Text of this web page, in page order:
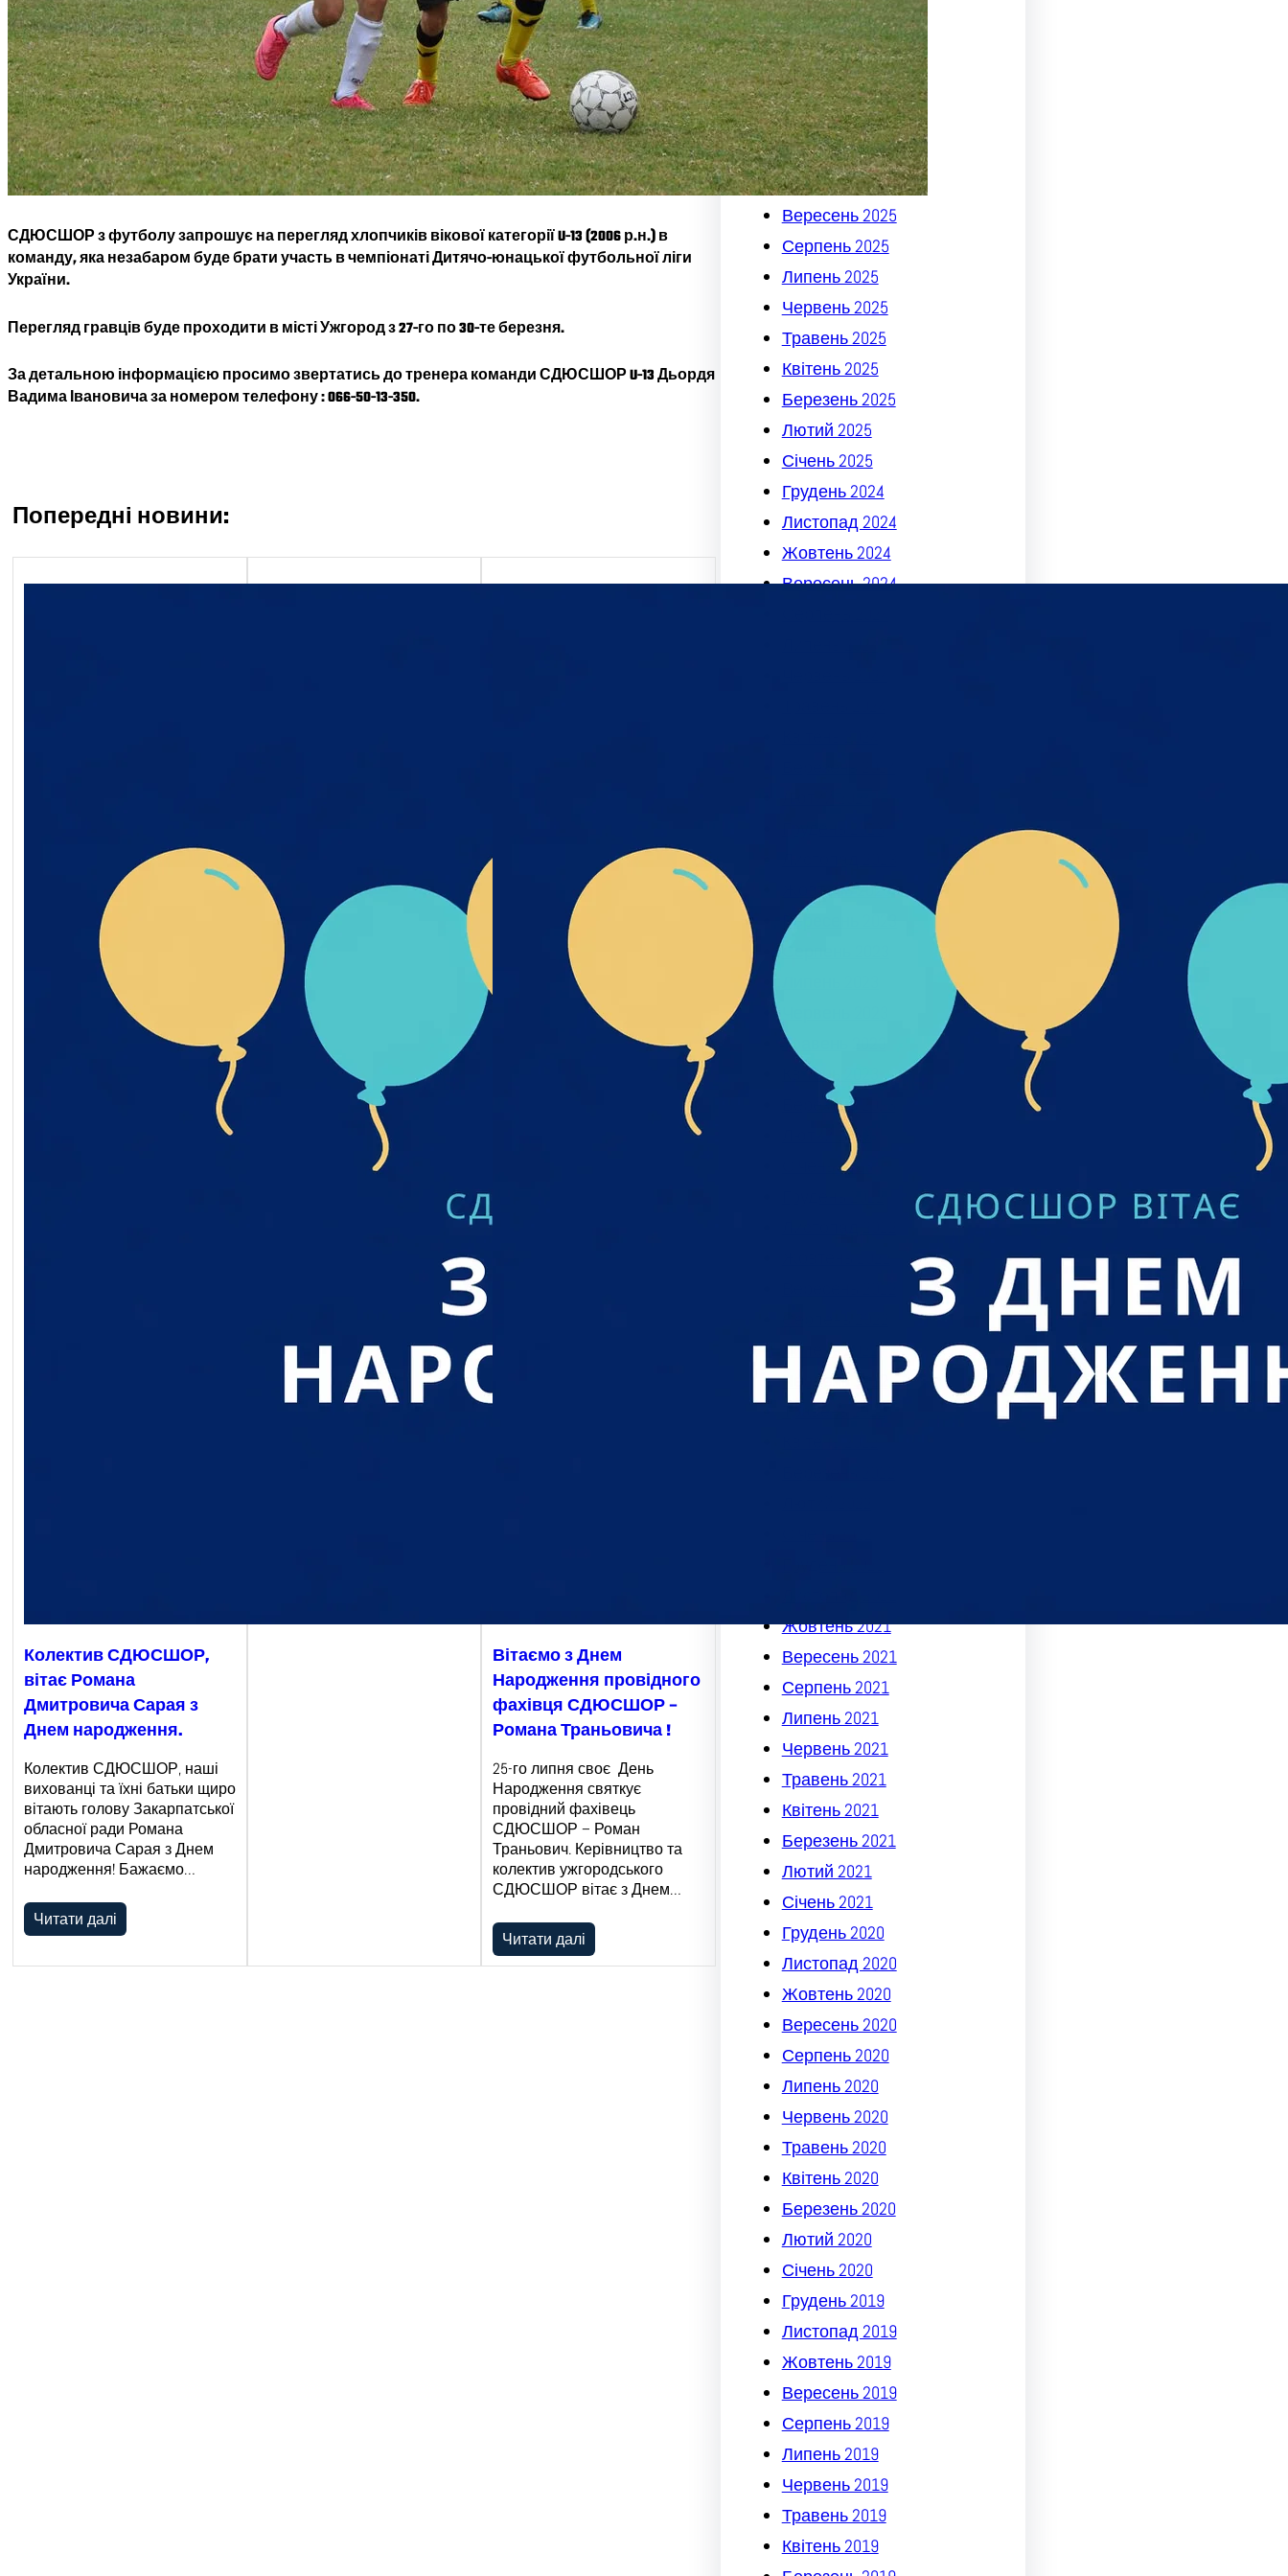
СДЮСШОР з футболу запрошує на перегляд хлопчиків вікової категорії U-13 (2006 р.н.) в
команду, яка незабаром буде брати участь в чемпіонаті Дитячо-юнацької футбольної ліги
України.
Перегляд гравців буде проходити в місті Ужгород з 27-го по 30-те березня.
За детальною інформацією просимо звертатись до тренера команди СДЮСШОР U-13 Дьордя
Вадима Івановича за номером телефону : 066-50-13-350.
Попередні новини:
Колектив СДЮСШОР,
вітає Романа
Дмитровича Сарая з
Днем народження.
Колектив СДЮСШОР, наші
вихованці та їхні батьки щиро
вітають голову Закарпатської
обласної ради Романа
Дмитровича Сарая з Днем
народження! Бажаємо…
Читати далі
Вітаємо з Днем
Народження провідного
фахівця СДЮСШОР –
Романа Траньовича !
25-го липня своє День
Народження святкує
провідний фахівець
СДЮСШОР – Роман
Траньович. Керівництво та
колектив ужгородського
СДЮСШОР вітає з Днем…
Читати далі
Березень 2026
Лютий 2026
Січень 2026
Грудень 2025
Листопад 2025
Жовтень 2025
Вересень 2025
Серпень 2025
Липень 2025
Червень 2025
Травень 2025
Квітень 2025
Березень 2025
Лютий 2025
Січень 2025
Грудень 2024
Листопад 2024
Жовтень 2024
Вересень 2024
Жовтень 2023
Вересень 2023
Серпень 2023
Травень 2023
Квітень 2023
Березень 2023
Лютий 2023
Січень 2023
Липень 2022
Червень 2022
Травень 2022
Жовтень 2021
Вересень 2021
Серпень 2021
Липень 2021
Червень 2021
Травень 2021
Квітень 2021
Березень 2021
Лютий 2021
Січень 2021
Грудень 2020
Листопад 2020
Жовтень 2020
Вересень 2020
Серпень 2020
Липень 2020
Червень 2020
Травень 2020
Квітень 2020
Березень 2020
Лютий 2020
Січень 2020
Грудень 2019
Листопад 2019
Жовтень 2019
Вересень 2019
Серпень 2019
Липень 2019
Червень 2019
Травень 2019
Квітень 2019